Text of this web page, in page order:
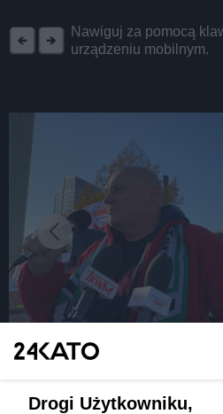
Nawiguj za pomocą
urządzeniu mobilnym.
Dajemy wam czas do
Drogi Użytkowniku,